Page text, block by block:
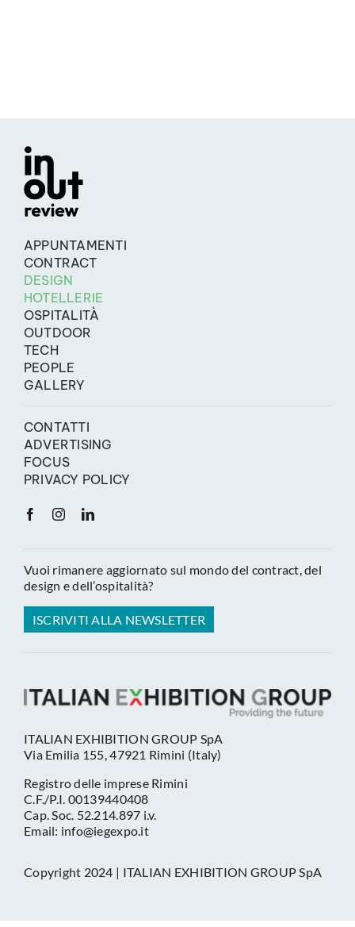
APPUNTAMENTI
CONTRACT
DESIGN
HOTELLERIE
OSPITALITÀ
OUTDOOR
TECH
PEOPLE
GALLERY
CONTATTI
ADVERTISING
FOCUS
PRIVACY POLICY
Vuoi rimanere aggiornato sul mondo del contract, del
design e dell’ospitalità?
ISCRIVITI ALLA NEWSLETTER
ITALIAN EXHIBITION GROUP SpA
Via Emilia 155, 47921 Rimini (Italy)
Registro delle imprese Rimini
C.F./P.I. 00139440408
Cap. Soc. 52.214.897 i.v.
Email: info@iegexpo.it
Copyright 2024 | ITALIAN EXHIBITION GROUP SpA